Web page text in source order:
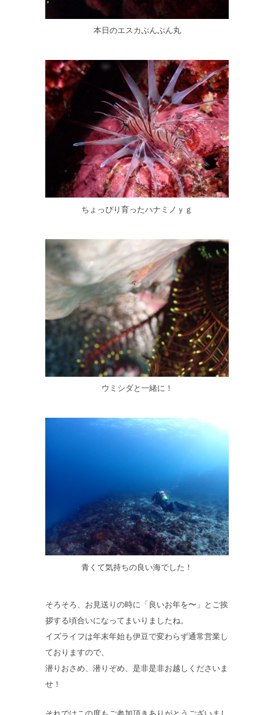
本日のエスカぶんぶん丸
ちょっぴり育ったハナミノｙｇ
ウミシダと一緒に！
青くて気持ちの良い海でした！
そろそろ、お見送りの時に「良いお年を〜」とご挨
拶する頃合いになってまいりましたね。
イズライフは年末年始も伊豆で変わらず通常営業し
ておりますので、
潜りおさめ、潜りぞめ、是非是非お越しくださいま
せ！